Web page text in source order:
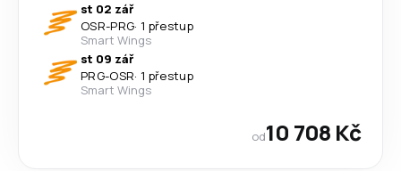
st 02 zář
OSR-PRG· 1 přestup
Smart Wings
st 09 zář
PRG-OSR· 1 přestup
Smart Wings
od10 708 Kč